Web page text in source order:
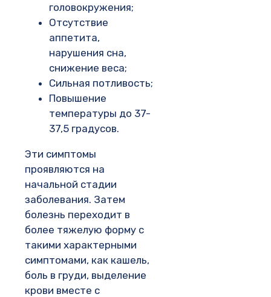
головокружения;
Отсутствие
аппетита,
нарушения сна,
снижение веса;
Сильная потливость;
Повышение
температуры до 37-
37,5 градусов.
Эти симптомы
проявляются на
начальной стадии
заболевания. Затем
болезнь переходит в
более тяжелую форму с
такими характерными
симптомами, как кашель,
боль в груди, выделение
крови вместе с